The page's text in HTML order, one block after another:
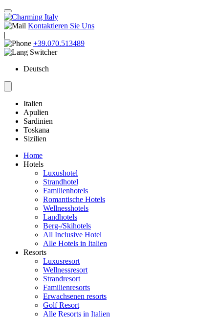
Kontaktieren Sie Uns
|
+39.070.513489
Deutsch
Italien
Apulien
Sardinien
Toskana
Sizilien
Home
Hotels
Luxushotel
Strandhotel
Familienhotels
Romantische Hotels
Wellnesshotels
Landhotels
Berg-/Skihotels
All Inclusive Hotel
Alle Hotels in Italien
Resorts
Luxusresort
Wellnessresort
Strandresort
Familienresorts
Erwachsenen resorts
Golf Resort
Alle Resorts in Italien